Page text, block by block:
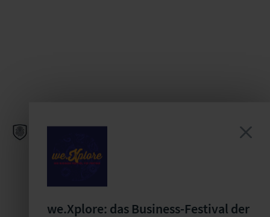
we.Xplore: das Business-Festival der